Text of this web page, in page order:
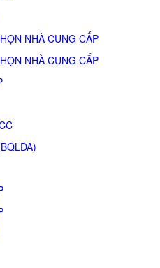
NHÀ CUNG CẤP
NHÀ CUNG CẤP